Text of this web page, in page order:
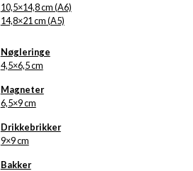
10,5×14,8 cm (A6)
14,8×21 cm (A5)
Nøgleringe
4,5×6,5 cm
Magneter
6,5×9 cm
Drikkebrikker
9×9 cm
Bakker